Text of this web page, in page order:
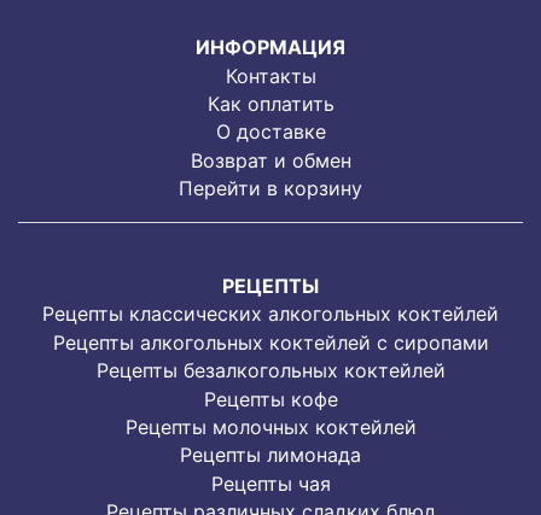
ИНФОРМАЦИЯ
Контакты
Как оплатить
О доставке
Возврат и обмен
Перейти в корзину
РЕЦЕПТЫ
Рецепты классических алкогольных коктейлей
Рецепты алкогольных коктейлей с сиропами
Рецепты безалкогольных коктейлей
Рецепты кофе
Рецепты молочных коктейлей
Рецепты лимонада
Рецепты чая